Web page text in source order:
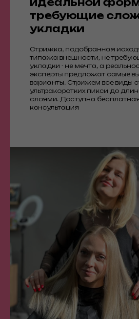
требующие
укладки
Стрижка, подобранная
типажа внешности, не
укладки - не мечта, а
эксперты предложат самые
варианты. Стрижем все виды
ультракоротких пикси до
слоями. Доступна
консультация